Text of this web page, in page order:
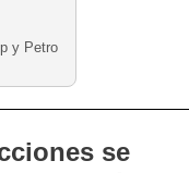
y Petro
se